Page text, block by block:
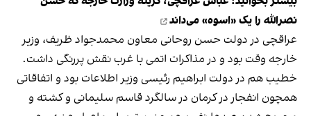
نصرالله را یک «اسوه» می‌داند
عراقچی در دولت حسن روحانی معاون محمدجواد ظریف، وزیر
خارجه وقت بود و در مذاکرات اتمی با غرب نقش پررنگی داشت.
خطیب هم در دولت ابراهیم رئیسی وزیر اطلاعات بود و اتفاقاتی
همچون انفجار در کرمان در سالگرد قاسم سلیمانی و کشته و